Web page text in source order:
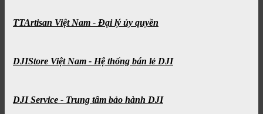
TTArtisan Việt Nam - Đại lý ủy quyền
DJIStore Việt Nam - Hệ thống bán lẻ DJI
DJI Service - Trung tâm bảo hành DJI